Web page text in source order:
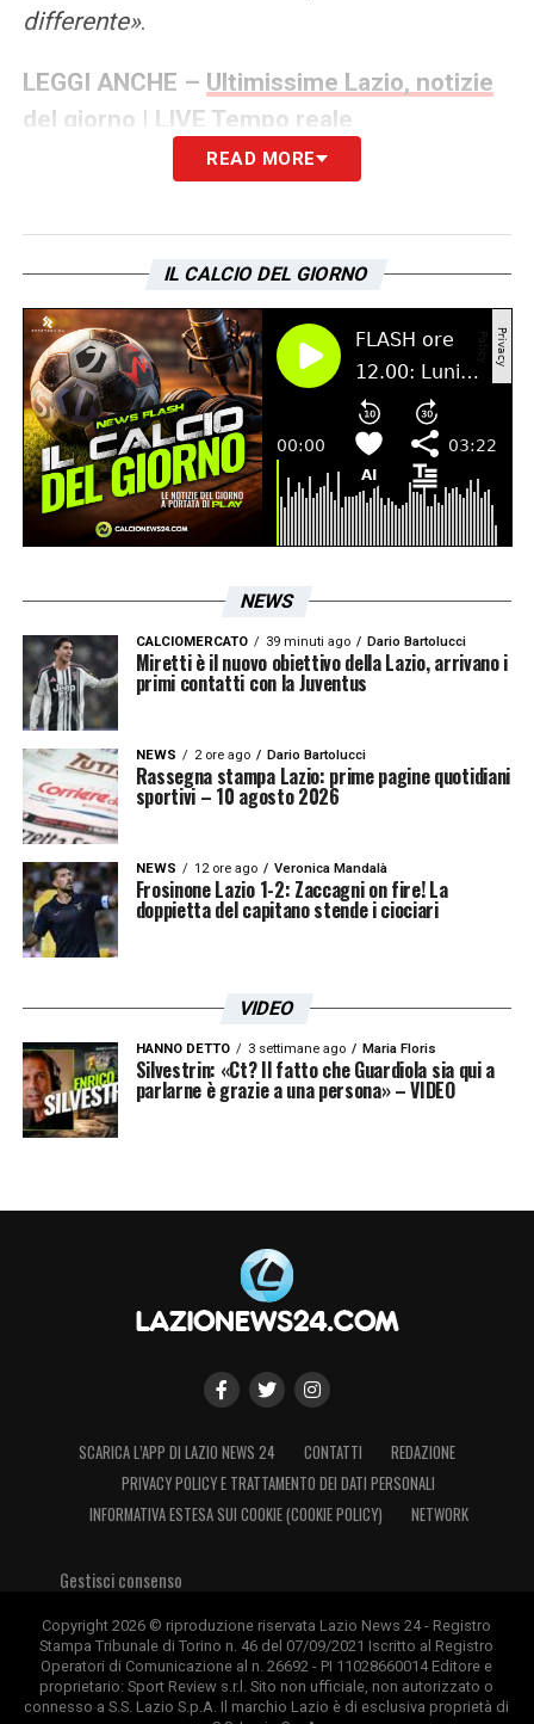
differente».
LEGGI ANCHE – Ultimissime Lazio, notizie
del giorno | LIVE Tempo reale
READ MORE
IL CALCIO DEL GIORNO
NEWS
CALCIOMERCATO 39 minuti ago Dario Bartolucci
Miretti è il nuovo obiettivo della Lazio, arrivano i
primi contatti con la Juventus
NEWS 2 ore ago Dario Bartolucci
Rassegna stampa Lazio: prime pagine quotidiani
sportivi – 10 agosto 2026
NEWS 12 ore ago Veronica Mandalà
Frosinone Lazio 1-2: Zaccagni on fire! La
doppietta del capitano stende i ciociari
VIDEO
HANNO DETTO 3 settimane ago Maria Floris
Silvestrin: «Ct? Il fatto che Guardiola sia qui a
parlarne è grazie a una persona» – VIDEO
SCARICA L’APP DI LAZIO NEWS 24 CONTATTI
REDAZIONE
PRIVACY POLICY E TRATTAMENTO DEI DATI PERSONALI
INFORMATIVA ESTESA SUI COOKIE (COOKIE POLICY)
NETWORK
Gestisci consenso
Copyright 2026 © riproduzione riservata Lazio News 24 - Registro
Stampa Tribunale di Torino n. 46 del 07/09/2021 Iscritto al Registro
Operatori di Comunicazione al n. 26692 - PI 11028660014 Editore e
proprietario: Sport Review s.r.l. Sito non ufficiale, non autorizzato o
connesso a S.S. Lazio S.p.A. Il marchio Lazio è di esclusiva proprietà di